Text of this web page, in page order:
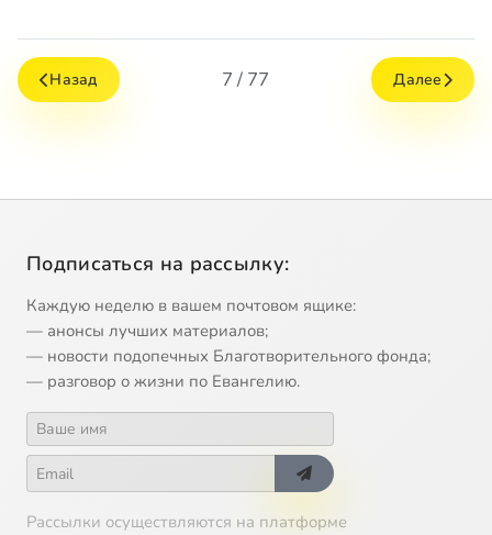
Назад 7 / 77 Далее
Подписаться на рассылку:
Каждую неделю в вашем почтовом ящике:
— анонсы лучших материалов;
— новости подопечных Благотворительного фонда;
— разговор о жизни по Евангелию.
Рассылки осуществляются на платформе